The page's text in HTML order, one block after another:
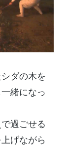
ダの木を
緒になっ
過ごせる
げながら